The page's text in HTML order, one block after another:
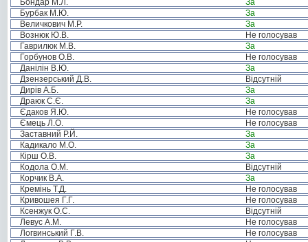
Бондар М.Л.
За
Бурбак М.Ю.
За
Величкович М.Р.
За
Вознюк Ю.В.
Не голосував
Гаврилюк М.В.
За
Горбунов О.В.
Не голосував
Данілін В.Ю.
За
Дзензерський Д.В.
Відсутній
Дирів А.Б.
За
Драюк С.Є.
За
Єдаков Я.Ю.
Не голосував
Ємець Л.О.
Не голосував
Заставний Р.Й.
За
Кадикало М.О.
За
Кірш О.В.
За
Кодола О.М.
Відсутній
Корчик В.А.
За
Кремінь Т.Д.
Не голосував
Кривошея Г.Г.
Не голосував
Ксенжук О.С.
Відсутній
Левус А.М.
Не голосував
Логвинський Г.В.
Не голосував